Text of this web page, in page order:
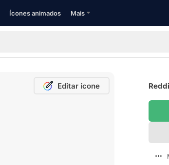
Ícones animados Mais
Editar ícone